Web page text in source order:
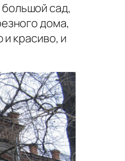
сад,
дома,
красиво, и